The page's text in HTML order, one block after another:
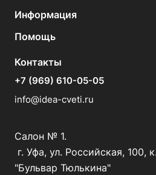
Информация
Помощь
Контакты
+7 (969) 610-05-05
info@idea-cveti.ru
Салон № 1.
г. Уфа, ул. Российская, 100,
"Бульвар Тюлькина"